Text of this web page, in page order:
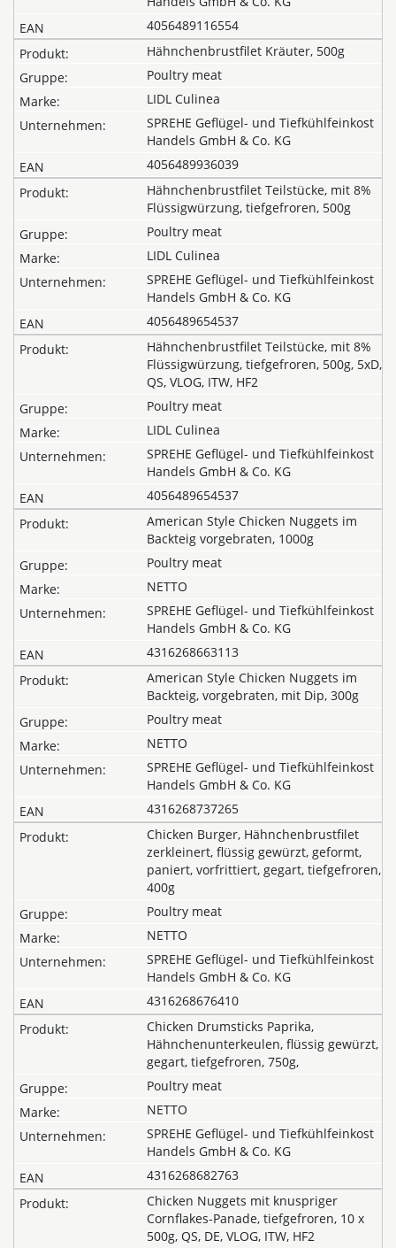
4056489116554
Hähnchenbrustfilet Kräuter, 500g
Poultry meat
LIDL Culinea
SPREHE Geflügel- und Tiefkühlfeinkost
Handels GmbH & Co. KG
4056489936039
Hähnchenbrustfilet Teilstücke, mit 8%
Flüssigwürzung, tiefgefroren, 500g
Poultry meat
LIDL Culinea
SPREHE Geflügel- und Tiefkühlfeinkost
Handels GmbH & Co. KG
4056489654537
Hähnchenbrustfilet Teilstücke, mit 8%
Flüssigwürzung, tiefgefroren, 500g, 5xD,
QS, VLOG, ITW, HF2
Poultry meat
LIDL Culinea
SPREHE Geflügel- und Tiefkühlfeinkost
Handels GmbH & Co. KG
4056489654537
American Style Chicken Nuggets im
Backteig vorgebraten, 1000g
Poultry meat
NETTO
SPREHE Geflügel- und Tiefkühlfeinkost
Handels GmbH & Co. KG
4316268663113
American Style Chicken Nuggets im
Backteig, vorgebraten, mit Dip, 300g
Poultry meat
NETTO
SPREHE Geflügel- und Tiefkühlfeinkost
Handels GmbH & Co. KG
4316268737265
Chicken Burger, Hähnchenbrustfilet
zerkleinert, flüssig gewürzt, geformt,
paniert, vorfrittiert, gegart, tiefgefroren,
400g
Poultry meat
NETTO
SPREHE Geflügel- und Tiefkühlfeinkost
Handels GmbH & Co. KG
4316268676410
Chicken Drumsticks Paprika,
Hähnchenunterkeulen, flüssig gewürzt,
gegart, tiefgefroren, 750g,
Poultry meat
NETTO
SPREHE Geflügel- und Tiefkühlfeinkost
Handels GmbH & Co. KG
4316268682763
Chicken Nuggets mit knuspriger
Cornflakes-Panade, tiefgefroren, 10 x
500g, QS, DE, VLOG, ITW, HF2